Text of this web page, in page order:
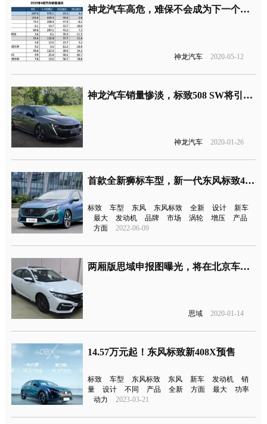
神龙汽车高危，难保不会成为下一个东风雷诺
神龙汽车 2020-05-12
神龙汽车销量惨淡，标致508 SW将引进国内前途未卜
神龙汽车 2020-01-26
首款全新狮标车型，新一代东风标致408发布
标致 车型 东风 东风标致 全新 设计
新车
最大
发动机 品牌 市场 涡轮 增压
产品
方面
2022-06-09
两厢版思域申报图曝光，将在北京车展首发亮相
思域 2020-01-14
14.57万元起！东风标致新408X预售
标致 车型 东风标致 东风 新车 发动机
销
量
设计 不同 产品 全新 方面 最大
功率
动力
2023-03-21